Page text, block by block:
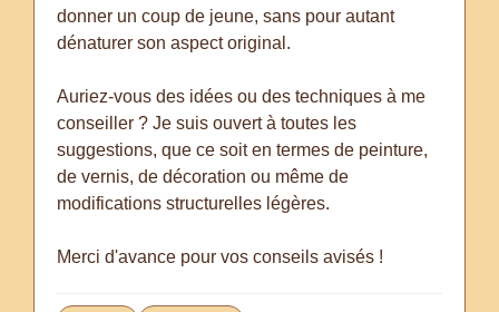
donner un coup de jeune, sans pour autant
dénaturer son aspect original.
Auriez-vous des idées ou des techniques à me
conseiller ? Je suis ouvert à toutes les
suggestions, que ce soit en termes de peinture,
de vernis, de décoration ou même de
modifications structurelles légères.
Merci d'avance pour vos conseils avisés !